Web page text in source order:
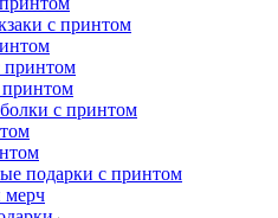
с принтом
принтом
с принтом
подарки с принтом
мерч